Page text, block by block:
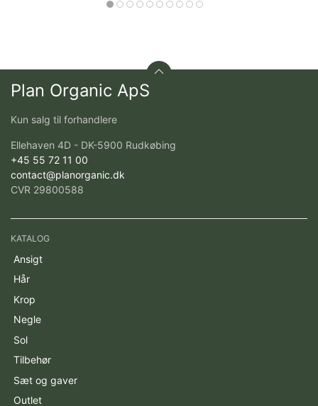
Plan Organic ApS
Kun salg til forhandlere
Ellehaven 4D - DK-5900 Rudkøbing
+45 55 72 11 00
contact@planorganic.dk
CVR 29800588
KATALOG
Ansigt
Hår
Krop
Negle
Sol
Tilbehør
Sæt og gaver
Outlet